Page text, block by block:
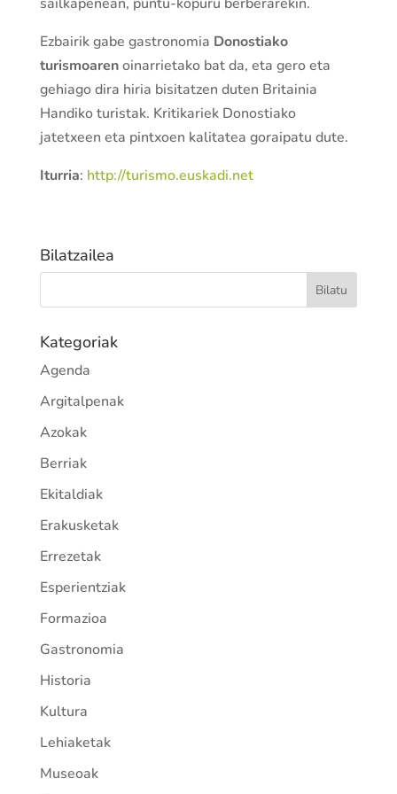
Ezbairik gabe gastronomia Donostiako
turismoarenoinarrietako bat da, eta gero eta
gehiago dira hiria bisitatzen duten Britainia
Handiko turistak. Kritikariek Donostiako
jatetxeen eta pintxoen kalitatea goraipatu dute.
Iturria: http://turismo.euskadi.net
Bilatzailea
Kategoriak
Agenda
Argitalpenak
Azokak
Berriak
Ekitaldiak
Erakusketak
Errezetak
Esperientziak
Formazioa
Gastronomia
Historia
Kultura
Lehiaketak
Museoak